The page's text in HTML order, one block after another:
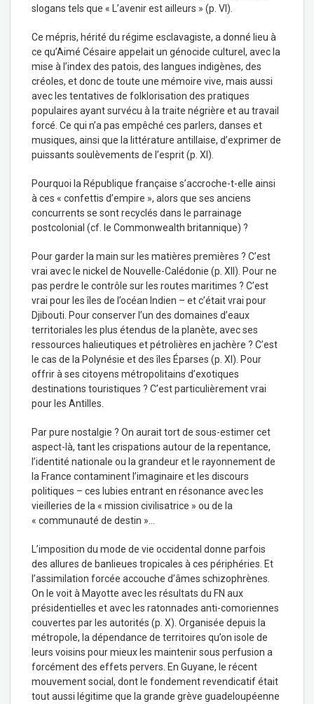
slogans tels que « L’avenir est ailleurs » (p. VI).
Ce mépris, hérité du régime esclavagiste, a donné lieu à
ce qu’Aimé Césaire appelait un génocide culturel, avec la
mise à l’index des patois, des langues indigènes, des
créoles, et donc de toute une mémoire vive, mais aussi
avec les tentatives de folklorisation des pratiques
populaires ayant survécu à la traite négrière et au travail
forcé. Ce qui n’a pas empêché ces parlers, danses et
musiques, ainsi que la littérature antillaise, d’exprimer de
puissants soulèvements de l’esprit (p. XI).
Pourquoi la République française s’accroche-t-elle ainsi
à ces « confettis d’empire », alors que ses anciens
concurrents se sont recyclés dans le parrainage
postcolonial (cf. le Commonwealth britannique) ?
Pour garder la main sur les matières premières ? C’est
vrai avec le nickel de Nouvelle-Calédonie (p. XII). Pour ne
pas perdre le contrôle sur les routes maritimes ? C’est
vrai pour les îles de l’océan Indien – et c’était vrai pour
Djibouti. Pour conserver l’un des domaines d’eaux
territoriales les plus étendus de la planète, avec ses
ressources halieutiques et pétrolières en jachère ? C’est
le cas de la Polynésie et des îles Éparses (p. XI). Pour
offrir à ses citoyens métropolitains d’exotiques
destinations touristiques ? C’est particulièrement vrai
pour les Antilles.
Par pure nostalgie ? On aurait tort de sous-estimer cet
aspect-là, tant les crispations autour de la repentance,
l’identité nationale ou la grandeur et le rayonnement de
la France contaminent l’imaginaire et les discours
politiques – ces lubies entrant en résonance avec les
vieilleries de la « mission civilisatrice » ou de la
« communauté de destin »…
L’imposition du mode de vie occidental donne parfois
des allures de banlieues tropicales à ces périphéries. Et
l’assimilation forcée accouche d’âmes schizophrènes.
On le voit à Mayotte avec les résultats du FN aux
présidentielles et avec les ratonnades anti-comoriennes
couvertes par les autorités (p. X). Organisée depuis la
métropole, la dépendance de territoires qu’on isole de
leurs voisins pour mieux les maintenir sous perfusion a
forcément des effets pervers. En Guyane, le récent
mouvement social, dont le fondement revendicatif était
tout aussi légitime que la grande grève guadeloupéenne